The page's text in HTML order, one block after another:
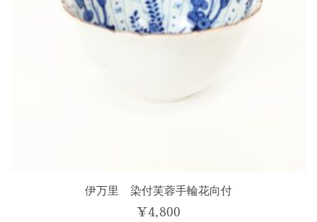
伊万里 染付芙蓉手輪花向付
¥4,800